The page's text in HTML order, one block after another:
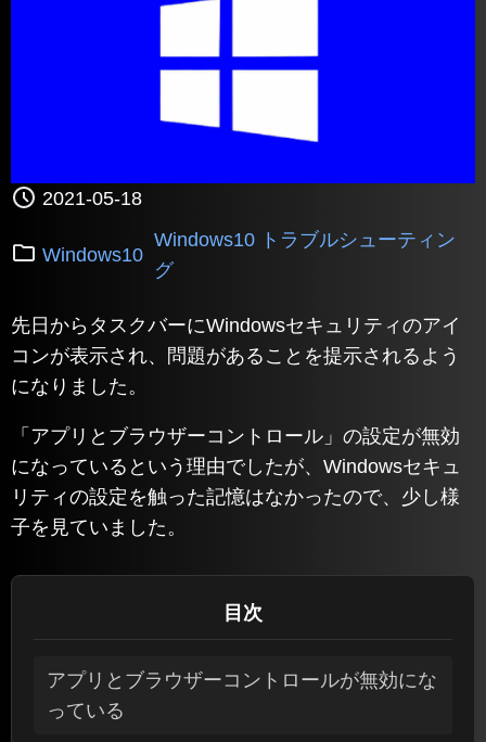
2021-05-18
Windows10
Windows10 トラブルシューティン
グ
先日からタスクバーにWindowsセキュリティのアイ
コンが表示され、問題があることを提示されるよう
になりました。
「アプリとブラウザーコントロール」の設定が無効
になっているという理由でしたが、Windowsセキュ
リティの設定を触った記憶はなかったので、少し様
子を見ていました。
目次
アプリとブラウザーコントロールが無効にな
っている